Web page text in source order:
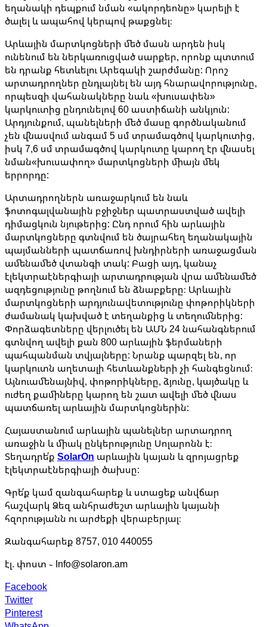
եղանակի դեպքում նման «ակորդեոնը» կարելի է
ծալել և ապահով կերպով թաքցնել։
Արևային մարտկոցների մեծ մասն արդեն իսկ
ունենում են ներկառուցված սարքեր, որոնք պտտում
են դրանք հետևելու Արեգակի շարժմանը: Որոշ
արտադրողներ ընդլայնել են այդ հնարավորությունը,
որպեսզի վահանակները նաև «խուսափեն»
կարկուտից ընդունելով 60 աստիճանի անկյուն:
Արդյունքում, պանելների մեծ մասը գործնականում
չեն վնասվում անգամ 5 սմ տրամագծով կարկուտից,
իսկ 7,6 սմ տրամագծով կարկուտը կարող էր վնասել
նման«խուսափող» մարտկոցների միայն մեկ
երրորդը:
Արտադրողներն առաջարկում են նաև
ֆոտոգալվանային բջիջներ պատրաստված ավելի
դիմացկուն նյութերից: Ընդ որում հին արևային
մարտկոցները գտնվում են ծայրահեղ եղանակային
պայմանների պատճառով խնդիրների առաջացման
ամենամեծ վտանգի տակ: Բացի այդ, կանաչ
էլեկտրաէներգիայի արտադրության վրա ամենամեծ
ազդեցությունը թողնում են ձնաբքերը։ Արևային
մարտկոցների արդյունավետությունը փոթորիկների
ժամանակ կախված է տեղանքից և տեղումներից:
Փորձագետները վերլուծել են ԱՄՆ 24 նահանգներում
գտնվող ավելի քան 800 արևային ֆերմաների
պահպանման տվյալները: Նրանք պարզել են, որ
կարկուտն աղետալի հետևանքների չի հանգեցնում։
Այնուամենայնիվ, փոթորիկները, ձյունը, կայծակը և
ուժեղ քամիները կարող են շատ ավելի մեծ վնաս
պատճառել արևային մարտկոցներին:
Հայաստանում արևային պանելներ արտադրող
առաջին և միակ ընկերությունը Սոլարոնն է։
Տեղադրե՛ք SolarOn արևային կայան և զրոյացրեք
էլեկտրաէներգիայի ծախսը:
Գրե՛ք կամ զանգահարեք և ստացեք անվճար
հաշվարկ Ձեզ անհրաժեշտ արևային կայանի
հզորությանն ու արժեքի վերաբերյալ։
Զանգահարեք 8757, 010 440055
էլ. փոստ ֊ Info@solaron.am
Facebook
Twitter
Pinterest